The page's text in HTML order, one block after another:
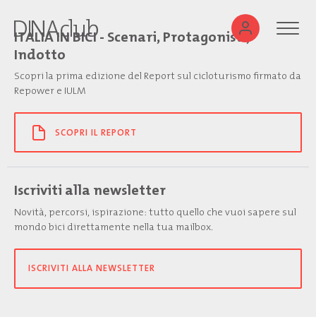
ITALIA IN BICI - Scenari, Protagonisti,
Indotto
Scopri la prima edizione del Report sul cicloturismo firmato da
Repower e IULM
SCOPRI IL REPORT
Iscriviti alla newsletter
Novità, percorsi, ispirazione: tutto quello che vuoi sapere sul
mondo bici direttamente nella tua mailbox.
ISCRIVITI ALLA NEWSLETTER